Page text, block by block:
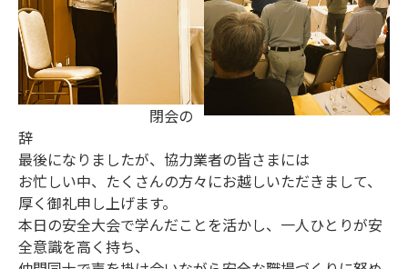
閉会の
辞
最後になりましたが、協力業者の皆さまには
お忙しい中、たくさんの方々にお越しいただきまして、
厚く御礼申し上げます。
本日の安全大会で学んだことを活かし、一人ひとりが安
全意識を高く持ち、